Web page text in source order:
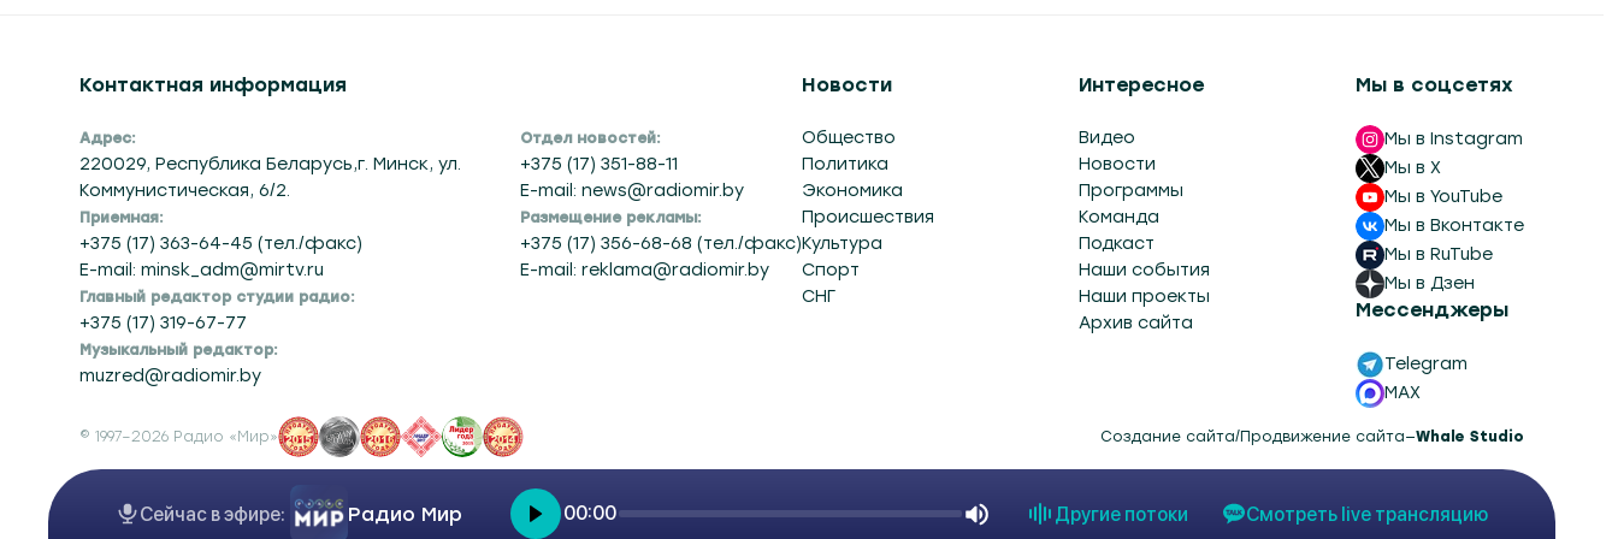
Контактная информация
Адрес:
220029, Республика Беларусь,г. Минск, ул.
Коммунистическая, 6/2.
Приемная:
+375 (17) 363-64-45 (тел./факс)
E-mail: minsk_adm@mirtv.ru
Главный редактор студии радио:
+375 (17) 319-67-77
Музыкальный редактор:
muzred@radiomir.by
Отдел новостей:
+375 (17) 351-88-11
E-mail: news@radiomir.by
Размещение рекламы:
+375 (17) 356-68-68 (тел./факс)
E-mail: reklama@radiomir.by
Новости
Общество
Политика
Экономика
Происшествия
Культура
Спорт
СНГ
Интересное
Видео
Новости
Программы
Команда
Подкаст
Наши события
Наши проекты
Архив сайта
Мы в соцсетях
Мы в Instagram
Мы в X
Мы в YouTube
Мы в Вконтакте
Мы в RuTube
Мы в Дзен
Мессенджеры
Telegram
MAX
© 1997–2026 Радио «Мир» Создание сайта/Продвижение сайта—Whale Studio
Сейчас в эфире: Радио Мир 00:00 Другие потоки Смотреть live трансляцию